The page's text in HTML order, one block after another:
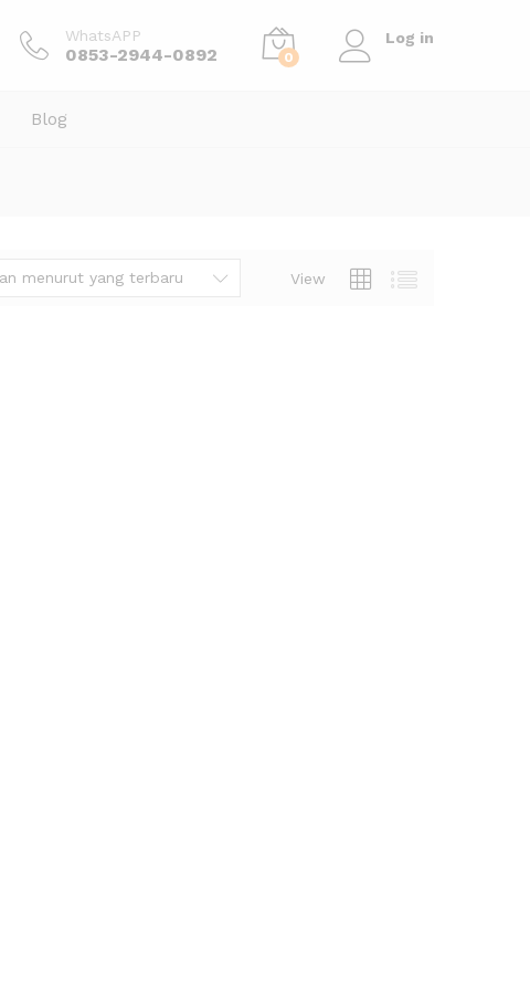
WhatsAPP
0853-2944-0892 0
Log in
Blog
View
menurut yang terbaru